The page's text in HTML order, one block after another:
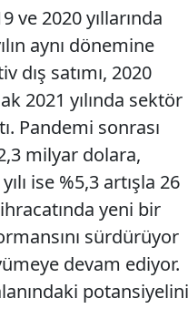
ve 2020 yıllarında
aynı dönemine
satımı, 2020
2021 yılında sektör
Pandemi sonrası
milyar dolara,
ise %5,3 artışla 26
yeni bir
sürdürüyor
devam ediyor.
potansiyelini